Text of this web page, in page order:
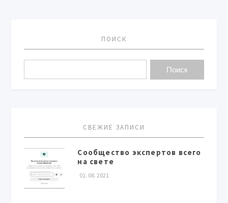
ПОИСК
СВЕЖИЕ ЗАПИСИ
Сообщество экспертов всего
на свете
01. 08. 2021